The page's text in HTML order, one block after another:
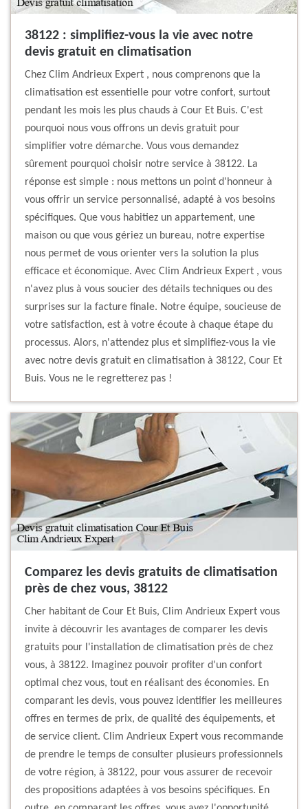
38122 : simplifiez-vous la vie avec notre
devis gratuit en climatisation
Chez Clim Andrieux Expert , nous comprenons que la
climatisation est essentielle pour votre confort, surtout
pendant les mois les plus chauds à Cour Et Buis. C'est
pourquoi nous vous offrons un devis gratuit pour
simplifier votre démarche. Vous vous demandez
sûrement pourquoi choisir notre service à 38122. La
réponse est simple : nous mettons un point d'honneur à
vous offrir un service personnalisé, adapté à vos besoins
spécifiques. Que vous habitiez un appartement, une
maison ou que vous gériez un bureau, notre expertise
nous permet de vous orienter vers la solution la plus
efficace et économique. Avec Clim Andrieux Expert , vous
n'avez plus à vous soucier des détails techniques ou des
surprises sur la facture finale. Notre équipe, soucieuse de
votre satisfaction, est à votre écoute à chaque étape du
processus. Alors, n'attendez plus et simplifiez-vous la vie
avec notre devis gratuit en climatisation à 38122, Cour Et
Buis. Vous ne le regretterez pas !
Comparez les devis gratuits de climatisation
près de chez vous, 38122
Cher habitant de Cour Et Buis, Clim Andrieux Expert vous
invite à découvrir les avantages de comparer les devis
gratuits pour l'installation de climatisation près de chez
vous, à 38122. Imaginez pouvoir profiter d'un confort
optimal chez vous, tout en réalisant des économies. En
comparant les devis, vous pouvez identifier les meilleures
offres en termes de prix, de qualité des équipements, et
de service client. Clim Andrieux Expert vous recommande
de prendre le temps de consulter plusieurs professionnels
de votre région, à 38122, pour vous assurer de recevoir
des propositions adaptées à vos besoins spécifiques. En